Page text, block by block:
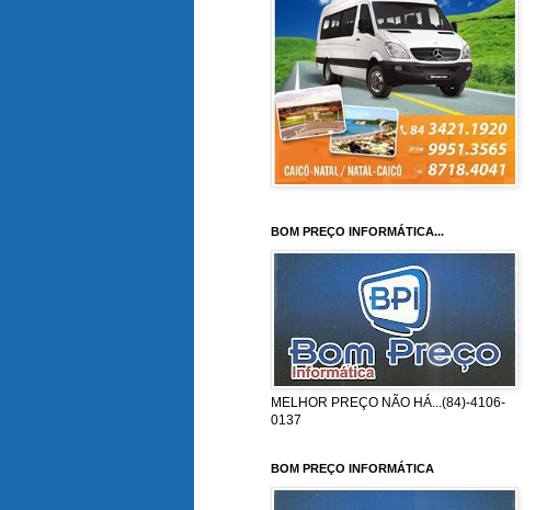
BOM PREÇO INFORMÁTICA...
MELHOR PREÇO NÃO HÁ...(84)-4106-
0137
BOM PREÇO INFORMÁTICA